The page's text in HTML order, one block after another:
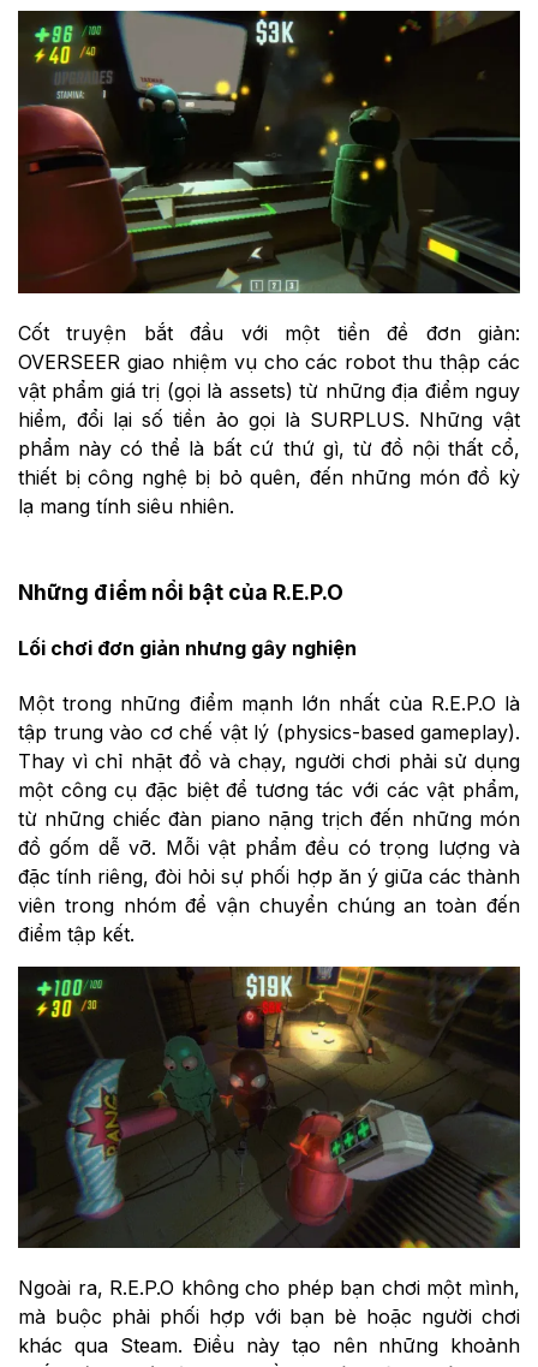
Cốt truyện bắt đầu với một tiền đề đơn giản:
OVERSEER giao nhiệm vụ cho các robot thu thập các
vật phẩm giá trị (gọi là assets) từ những địa điểm nguy
hiểm, đổi lại số tiền ảo gọi là SURPLUS. Những vật
phẩm này có thể là bất cứ thứ gì, từ đồ nội thất cổ,
thiết bị công nghệ bị bỏ quên, đến những món đồ kỳ
lạ mang tính siêu nhiên.
Những điểm nổi bật của R.E.P.O
Lối chơi đơn giản nhưng gây nghiện
Một trong những điểm mạnh lớn nhất của R.E.P.O là
tập trung vào cơ chế vật lý (physics-based gameplay).
Thay vì chỉ nhặt đồ và chạy, người chơi phải sử dụng
một công cụ đặc biệt để tương tác với các vật phẩm,
từ những chiếc đàn piano nặng trịch đến những món
đồ gốm dễ vỡ. Mỗi vật phẩm đều có trọng lượng và
đặc tính riêng, đòi hỏi sự phối hợp ăn ý giữa các thành
viên trong nhóm để vận chuyển chúng an toàn đến
điểm tập kết.
Ngoài ra, R.E.P.O không cho phép bạn chơi một mình,
mà buộc phải phối hợp với bạn bè hoặc người chơi
khác qua Steam. Điều này tạo nên những khoảnh